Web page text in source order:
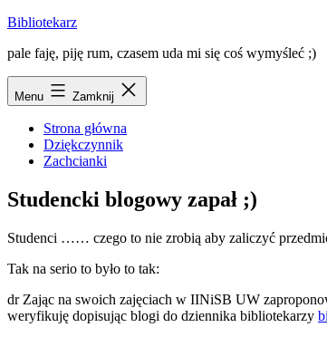
Przejdź
treści
Bibliotekarz
pale faję, piję rum, czasem uda mi się coś wymyśleć ;)
Menu Zamknij
Strona główna
Dziękczynnik
Zachcianki
Studencki blogowy zapał ;)
Studenci …… czego to nie zrobią aby zaliczyć
Tak na serio to było to tak:
dr Zając na swoich zajęciach w IINiSB UW
weryfikuję dopisując blogi do dziennika bibliotekarzy